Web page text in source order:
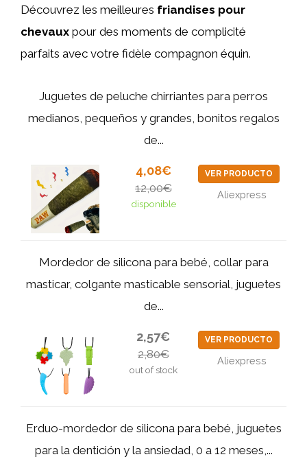
Découvrez les meilleures friandises pour
chevaux pour des moments de complicité
parfaits avec votre fidèle compagnon équin.
Juguetes de peluche chirriantes para perros
medianos, pequeños y grandes, bonitos regalos
de...
4,08€
12,00€
disponible
VER PRODUCTO
Aliexpress
Mordedor de silicona para bebé, collar para
masticar, colgante masticable sensorial, juguetes
de...
2,57€
2,80€
out of stock
VER PRODUCTO
Aliexpress
Erduo-mordedor de silicona para bebé, juguetes
para la dentición y la ansiedad, 0 a 12 meses,...